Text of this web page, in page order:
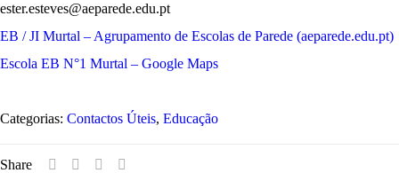
ester.esteves@aeparede.edu.pt
EB / JI Murtal – Agrupamento de Escolas de Parede (aeparede.edu.pt)
Escola EB N°1 Murtal – Google Maps
Categorias: Contactos Úteis, Educação
Share